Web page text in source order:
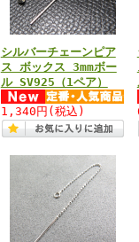
シルバーチェーンピア
ス ボックス 3mmボー
ル SV925（1ペア）
1,340円 (税込)